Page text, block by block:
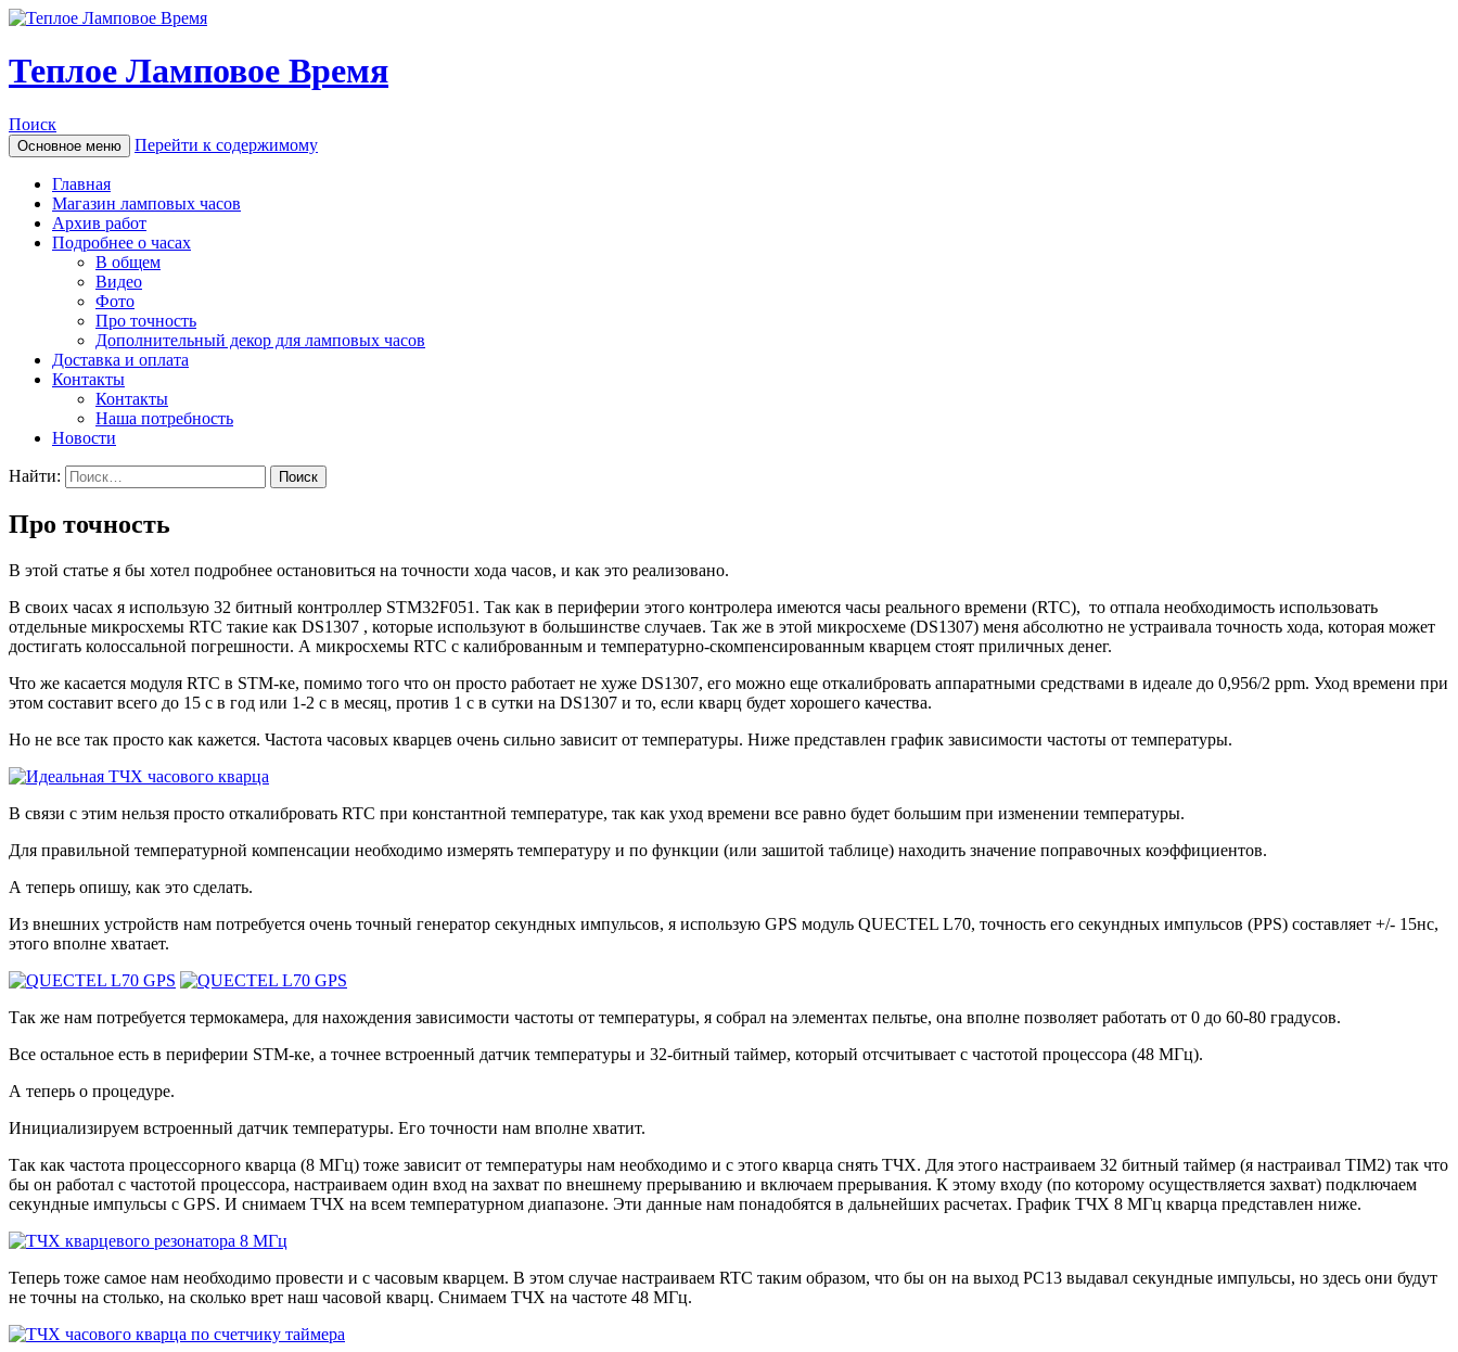
Теплое Ламповое Время
Поиск
Основное меню Перейти к содержимому
Главная
Магазин ламповых часов
Архив работ
Подробнее о часах
В общем
Видео
Фото
Про точность
Дополнительный декор для ламповых часов
Доставка и оплата
Контакты
Контакты
Наша потребность
Новости
Найти:
Про точность
В этой статье я бы хотел подробнее остановиться на точности хода часов, и как это реализовано.
В своих часах я использую 32 битный контроллер STM32F051. Так как в периферии этого контролера имеются часы реального времени (RTC), то отпала необходимость использовать
отдельные микросхемы RTC такие как DS1307 , которые используют в большинстве случаев. Так же в этой микросхеме (DS1307) меня абсолютно не устраивала точность хода, которая может
достигать колоссальной погрешности. А микросхемы RTC с калиброванным и температурно-скомпенсированным кварцем стоят приличных денег.
Что же касается модуля RTC в STM-ке, помимо того что он просто работает не хуже DS1307, его можно еще откалибровать аппаратными средствами в идеале до 0,956/2 ppm. Уход времени при
этом составит всего до 15 с в год или 1-2 с в месяц, против 1 с в сутки на DS1307 и то, если кварц будет хорошего качества.
Но не все так просто как кажется. Частота часовых кварцев очень сильно зависит от температуры. Ниже представлен график зависимости частоты от температуры.
В связи с этим нельзя просто откалибровать RTC при константной температуре, так как уход времени все равно будет большим при изменении температуры.
Для правильной температурной компенсации необходимо измерять температуру и по функции (или зашитой таблице) находить значение поправочных коэффициентов.
А теперь опишу, как это сделать.
Из внешних устройств нам потребуется очень точный генератор секундных импульсов, я использую GPS модуль QUECTEL L70, точность его секундных импульсов (PPS) составляет +/- 15нс,
этого вполне хватает.
Так же нам потребуется термокамера, для нахождения зависимости частоты от температуры, я собрал на элементах пельтье, она вполне позволяет работать от 0 до 60-80 градусов.
Все остальное есть в периферии STM-ке, а точнее встроенный датчик температуры и 32-битный таймер, который отсчитывает с частотой процессора (48 МГц).
А теперь о процедуре.
Инициализируем встроенный датчик температуры. Его точности нам вполне хватит.
Так как частота процессорного кварца (8 МГц) тоже зависит от температуры нам необходимо и с этого кварца снять ТЧХ. Для этого настраиваем 32 битный таймер (я настраивал TIM2) так что
бы он работал с частотой процессора, настраиваем один вход на захват по внешнему прерыванию и включаем прерывания. К этому входу (по которому осуществляется захват) подключаем
секундные импульсы с GPS. И снимаем ТЧХ на всем температурном диапазоне. Эти данные нам понадобятся в дальнейших расчетах. График ТЧХ 8 МГц кварца представлен ниже.
Теперь тоже самое нам необходимо провести и с часовым кварцем. В этом случае настраиваем RTC таким образом, что бы он на выход PC13 выдавал секундные импульсы, но здесь они будут
не точны на столько, на сколько врет наш часовой кварц. Снимаем ТЧХ на частоте 48 МГц.